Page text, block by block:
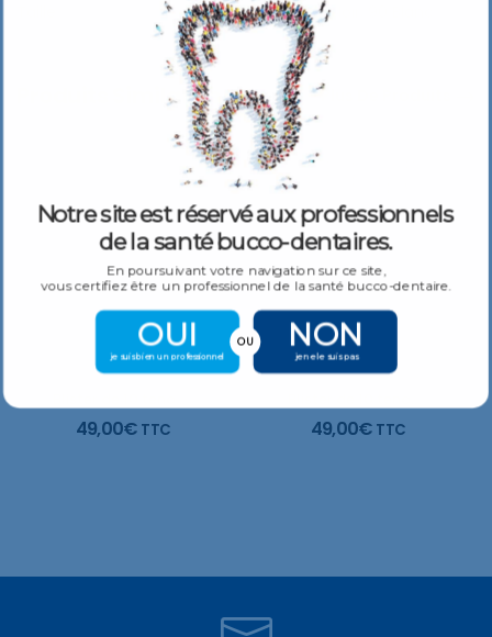
100 Vert, 120 Noir, 90 Blanc
Produits Similaires Plus De Produits
49,00€ TTC 49,00€ TTC
Notre site est réservé aux professionnels
de la santé bucco-dentaires.
En poursuivant votre navigation sur ce site,
vous certifiez être un professionnel de la santé bucco-dentaire.
OUI
je suis bien un professionnel
NON
je ne le suis pas
OU